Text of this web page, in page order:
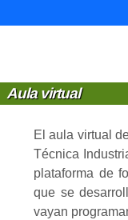
Aula virtual
El aula virtual
Técnica
plataforma de
que se
vayan